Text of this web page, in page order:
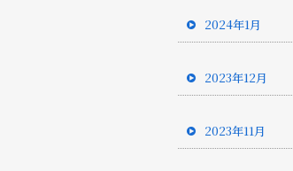
2024年1月
2023年12月
2023年11月